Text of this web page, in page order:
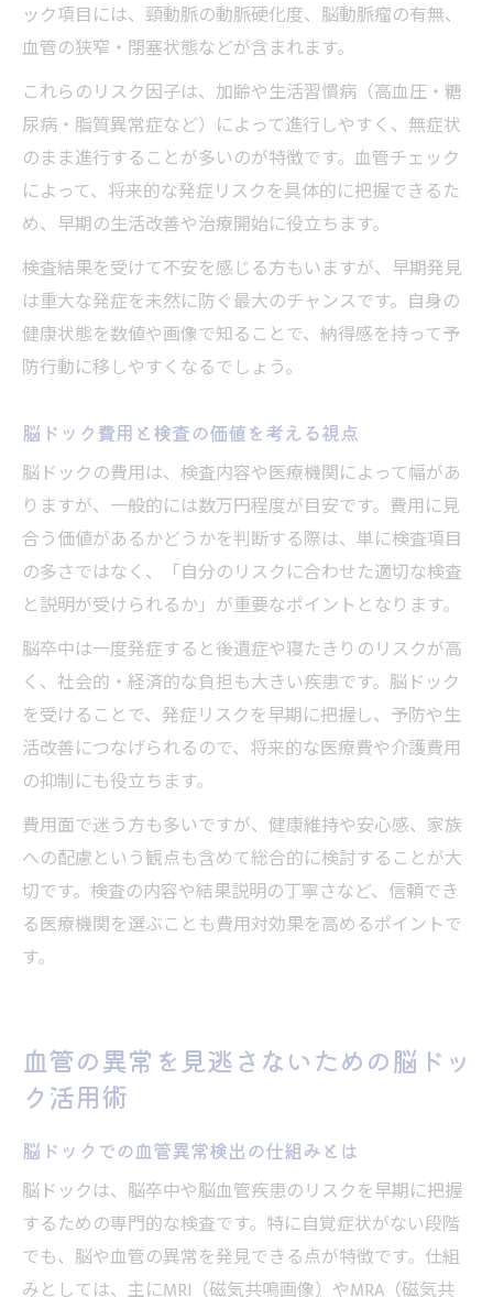
ック項目には、頸動脈の動脈硬化度、脳動脈瘤の有無、
血管の狭窄・閉塞状態などが含まれます。
これらのリスク因子は、加齢や生活習慣病（高血圧・糖
尿病・脂質異常症など）によって進行しやすく、無症状
のまま進行することが多いのが特徴です。血管チェック
によって、将来的な発症リスクを具体的に把握できるた
め、早期の生活改善や治療開始に役立ちます。
検査結果を受けて不安を感じる方もいますが、早期発見
は重大な発症を未然に防ぐ最大のチャンスです。自身の
健康状態を数値や画像で知ることで、納得感を持って予
防行動に移しやすくなるでしょう。
脳ドック費用と検査の価値を考える視点
脳ドックの費用は、検査内容や医療機関によって幅があ
りますが、一般的には数万円程度が目安です。費用に見
合う価値があるかどうかを判断する際は、単に検査項目
の多さではなく、「自分のリスクに合わせた適切な検査
と説明が受けられるか」が重要なポイントとなります。
脳卒中は一度発症すると後遺症や寝たきりのリスクが高
く、社会的・経済的な負担も大きい疾患です。脳ドック
を受けることで、発症リスクを早期に把握し、予防や生
活改善につなげられるので、将来的な医療費や介護費用
の抑制にも役立ちます。
費用面で迷う方も多いですが、健康維持や安心感、家族
への配慮という観点も含めて総合的に検討することが大
切です。検査の内容や結果説明の丁寧さなど、信頼でき
る医療機関を選ぶことも費用対効果を高めるポイントで
す。
血管の異常を見逃さないための脳ドッ
ク活用術
脳ドックでの血管異常検出の仕組みとは
脳ドックは、脳卒中や脳血管疾患のリスクを早期に把握
するための専門的な検査です。特に自覚症状がない段階
でも、脳や血管の異常を発見できる点が特徴です。仕組